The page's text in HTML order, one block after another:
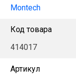
Montech
Код товара
414017
Артикул